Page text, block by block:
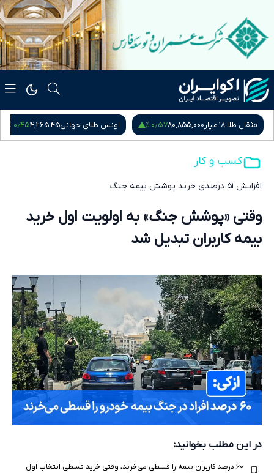
80,855,000۰٫۵۷ % اونس طلای جهانی 4,265.45۰٫۴۵ % سکه امامی
کسب و کار
افزایش ۵۱ درصدی خرید پوشش بیمه جنگ
وقتی «پوشش جنگ» به اولویت اول خرید
بیمه کاربران تبدیل شد
در این مطلب بخوانید:
۶۰ درصد کاربران بیمه را قسطی می‌خرند، وقتی خرید قسطی انتخاب اول